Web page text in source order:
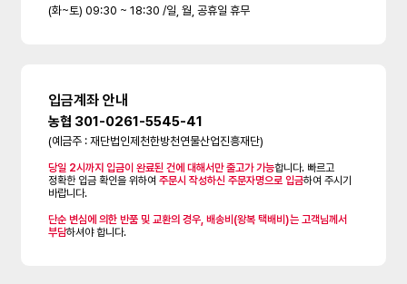
(화~토) 09:30 ~ 18:30 /일, 월, 공휴일 휴무
입금계좌 안내
농협 301-0261-5545-41
(예금주 : 재단법인제천한방천연물산업진흥재단)
당일 2시까지 입금이 완료된 건에 대해서만 출고가 가능합니다. 빠르고
정확한 입금 확인을 위하여주문시 작성하신 주문자명으로 입금하여 주시기
바랍니다.
단순 변심에 의한 반품 및 교환의 경우, 배송비(왕복 택배비)는 고객님께서
부담하셔야 합니다.